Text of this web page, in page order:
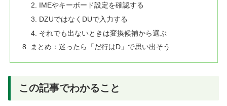
IMEやキーボード設定を確認する
DZUではなくDUで入力する
それでも出ないときは変換候補から選ぶ
まとめ：迷ったら「だ行はD」で思い出そう
この記事でわかること